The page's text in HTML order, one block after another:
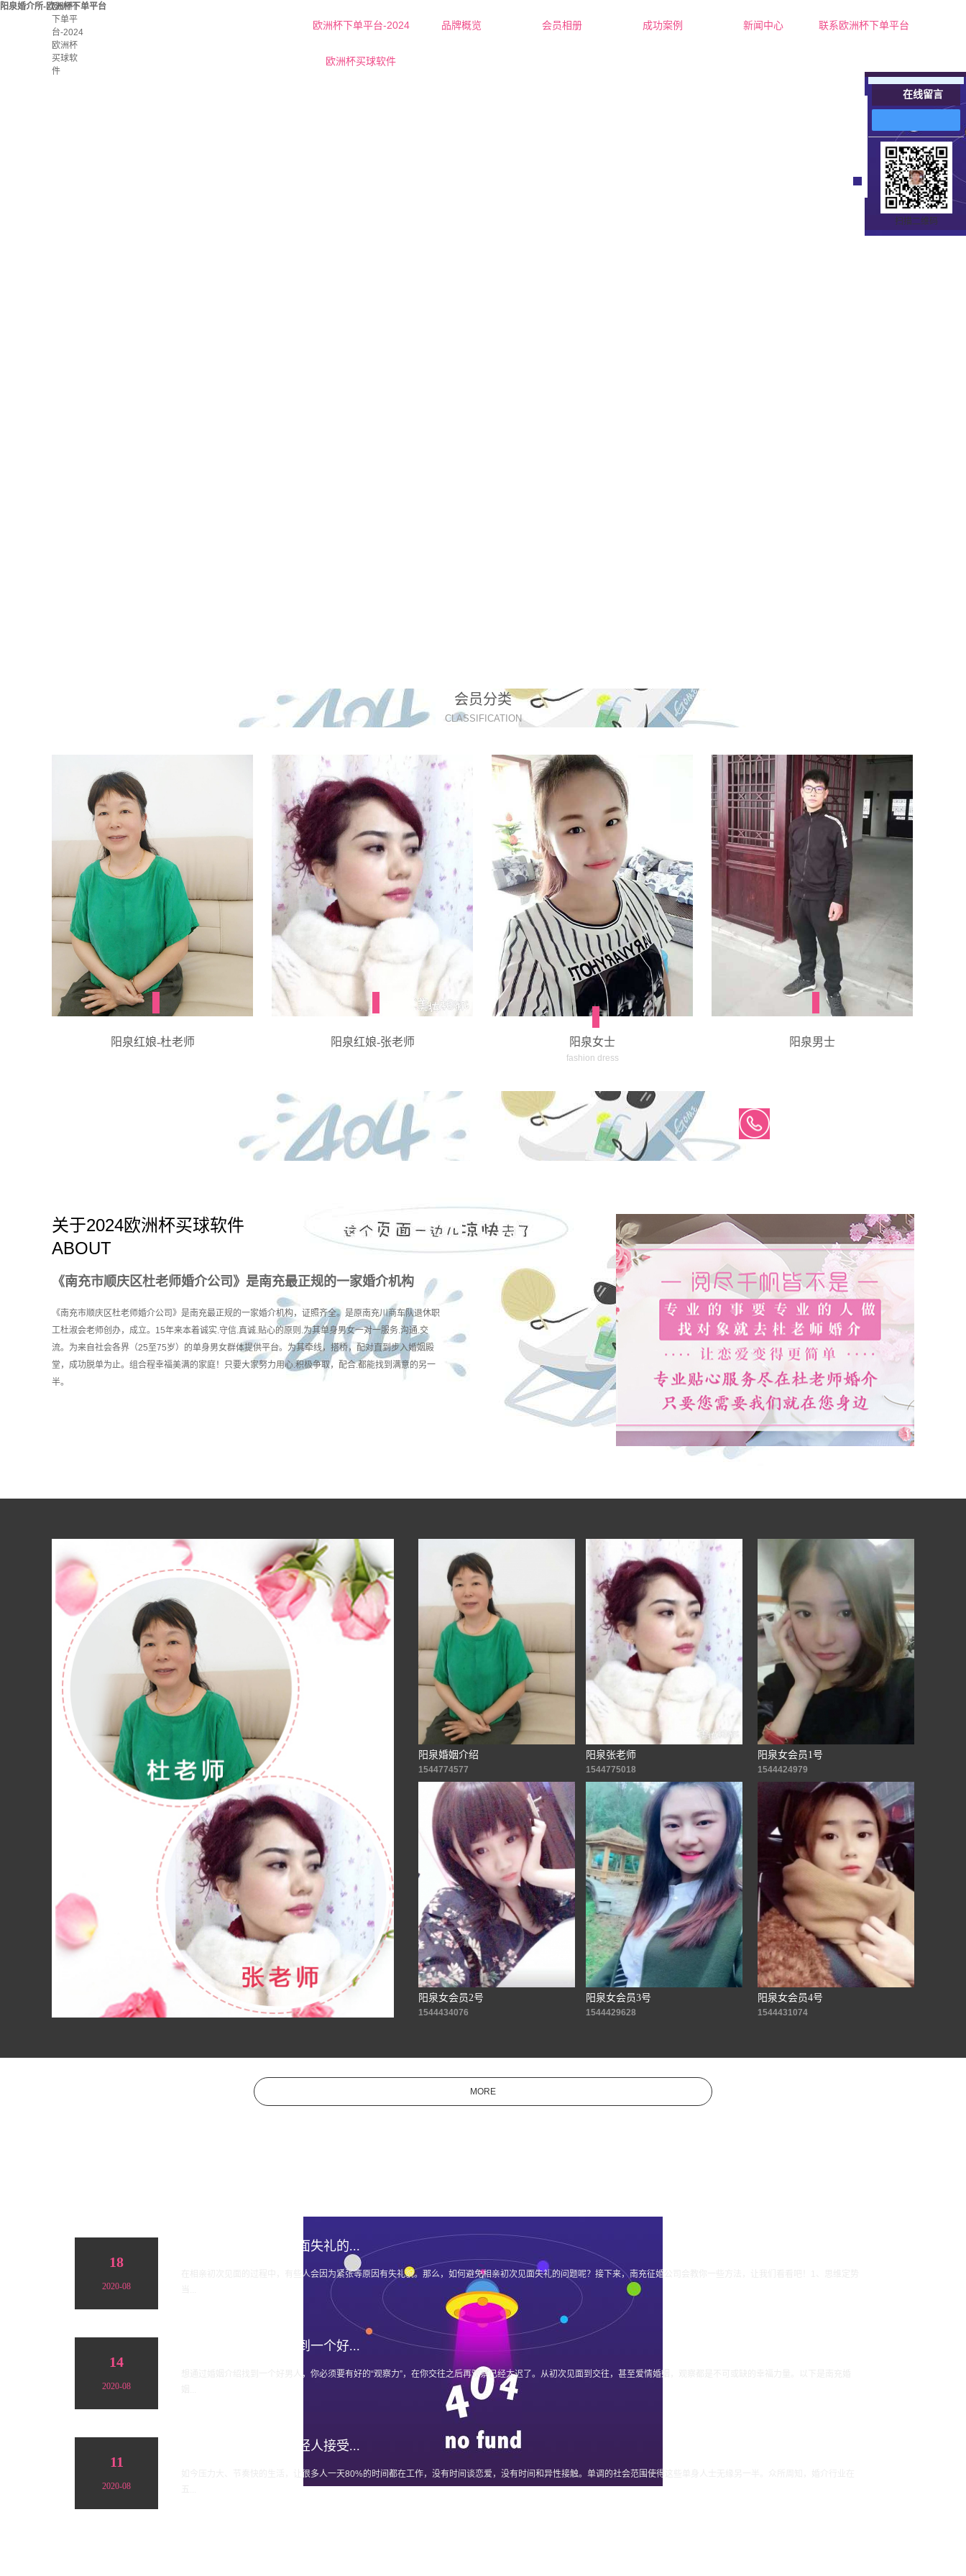
阳泉婚介所-欧洲杯下单平台
欧洲杯下单平台-2024
欧洲杯买球软件
品牌概览 会员相册 成功案例 新闻中心 联系欧洲杯下单平台
欧洲杯
下单平
台-2024
欧洲杯
买球软
件
会员分类
CLASSIFICATION
阳泉红娘-杜老师 阳泉红娘-张老师 阳泉女士
fashion dress
阳泉男士
关于2024欧洲杯买球软件
ABOUT
《南充市顺庆区杜老师婚介公司》是南充最正规的一家婚介机构
《南充市顺庆区杜老师婚介公司》是南充最正规的一家婚介机构，证照齐全。是原南充川商车队退休职
工杜淑会老师创办，成立。15年来本着诚实.守信.真诚.贴心的原则.为其单身男女一对一服务.沟通.交
流。为来自社会各界（25至75岁）的单身男女群体提供平台。为其牵线，搭桥，配对直到步入婚姻殿
堂，成功脱单为止。组合程幸福美满的家庭！只要大家努力用心.积极争取，配合.都能找到满意的另一
半。
阳泉婚姻介绍
1544774577
阳泉张老师
1544775018
阳泉女会员1号
1544424979
阳泉女会员2号
1544434076
阳泉女会员3号
1544429628
阳泉女会员4号
1544431074
MORE
18
2020-08
如何避免相亲初次见面失礼的...
在相亲初次见面的过程中，有些人会因为紧张等原因有失礼貌。那么，如何避免相亲初次见面失礼的问题呢？接下来，南充征婚公司会教你一些方法，让我们看看吧！1、思维定势
14
2020-08
如何通过婚姻介绍找到一个好...
想通过婚姻介绍找到一个好男人，你必须要有好的“观察力”，在你交往之后再观察已经太迟了。从初次见面到交往，甚至爱情婚姻，观察都是不可或缺的幸福力量。以下是南充婚
11
2020-08
为什么越来越多的年轻人接受...
如今压力大、节奏快的生活，让很多人一天80%的时间都在工作，没有时间谈恋爱，没有时间和异性接触。单调的社会范围使得这些单身人士无缘另一半。众所周知，婚介行业在
在线留言
扫描二维码